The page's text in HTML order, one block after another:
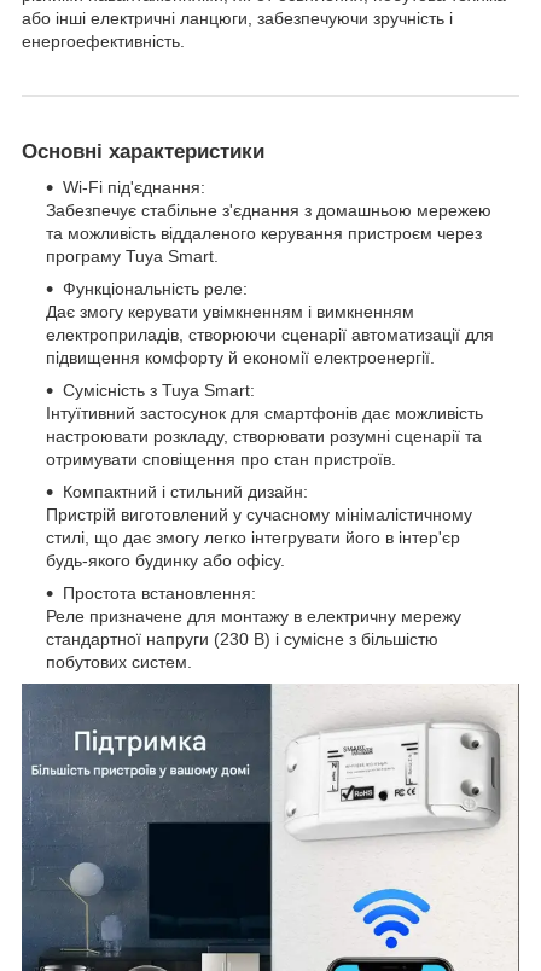
або інші електричні ланцюги, забезпечуючи зручність і
енергоефективність.
Основні характеристики
Wi-Fi під'єднання:
Забезпечує стабільне з'єднання з домашньою мережею
та можливість віддаленого керування пристроєм через
програму Tuya Smart.
Функціональність реле:
Дає змогу керувати увімкненням і вимкненням
електроприладів, створюючи сценарії автоматизації для
підвищення комфорту й економії електроенергії.
Сумісність з Tuya Smart:
Інтуїтивний застосунок для смартфонів дає можливість
настроювати розкладу, створювати розумні сценарії та
отримувати сповіщення про стан пристроїв.
Компактний і стильний дизайн:
Пристрій виготовлений у сучасному мінімалістичному
стилі, що дає змогу легко інтегрувати його в інтер'єр
будь-якого будинку або офісу.
Простота встановлення:
Реле призначене для монтажу в електричну мережу
стандартної напруги (230 В) і сумісне з більшістю
побутових систем.